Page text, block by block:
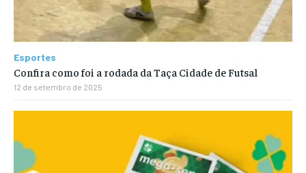
Esportes
Confira como foi a rodada da Taça Cidade de Futsal
12 de setembro de 2025